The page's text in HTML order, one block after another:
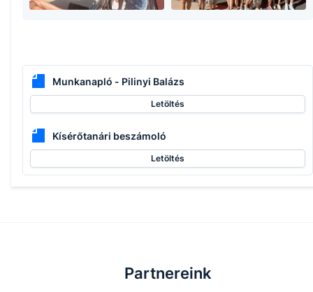
Munkanapló - Pilinyi Balázs
Letöltés
Kísérőtanári beszámoló
Letöltés
Partnereink